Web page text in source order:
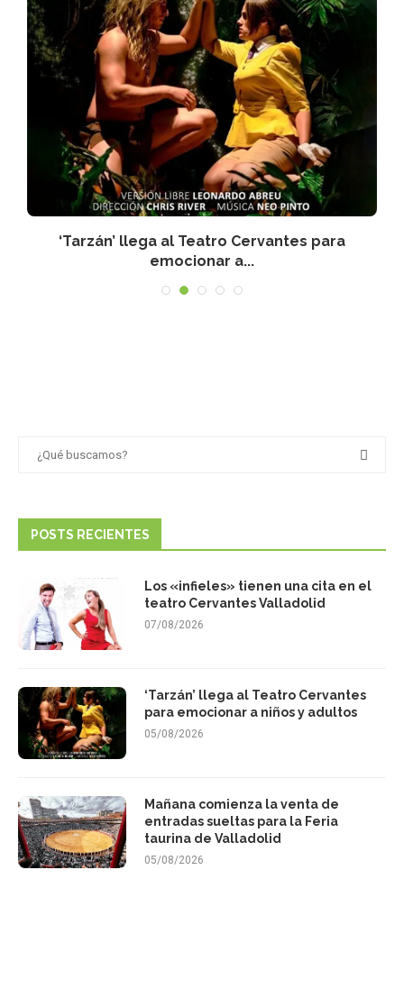
‘Tarzán’ llega al Teatro Cervantes para
emocionar a...
POSTS RECIENTES
Los «infieles» tienen una cita en el
teatro Cervantes Valladolid
07/08/2026
‘Tarzán’ llega al Teatro Cervantes
para emocionar a niños y adultos
05/08/2026
Mañana comienza la venta de
entradas sueltas para la Feria
taurina de Valladolid
05/08/2026